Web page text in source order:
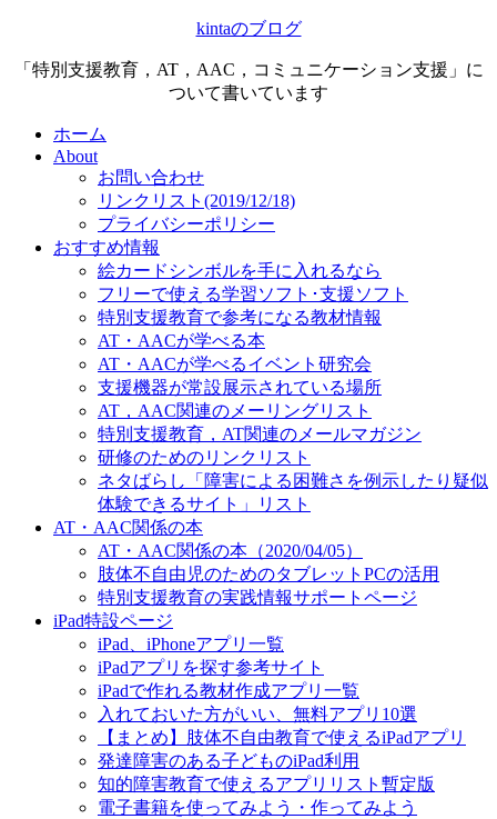
kintaのブログ
「特別支援教育，AT，AAC，コミュニケーション支援」に
ついて書いています
ホーム
About
お問い合わせ
リンクリスト(2019/12/18)
プライバシーポリシー
おすすめ情報
絵カードシンボルを手に入れるなら
フリーで使える学習ソフト･支援ソフト
特別支援教育で参考になる教材情報
AT・AACが学べる本
AT・AACが学べるイベント研究会
支援機器が常設展示されている場所
AT，AAC関連のメーリングリスト
特別支援教育，AT関連のメールマガジン
研修のためのリンクリスト
ネタばらし「障害による困難さを例示したり疑似
体験できるサイト」リスト
AT・AAC関係の本
AT・AAC関係の本（2020/04/05）
肢体不自由児のためのタブレットPCの活用
特別支援教育の実践情報サポートページ
iPad特設ページ
iPad、iPhoneアプリ一覧
iPadアプリを探す参考サイト
iPadで作れる教材作成アプリ一覧
入れておいた方がいい、無料アプリ10選
【まとめ】肢体不自由教育で使えるiPadアプリ
発達障害のある子どものiPad利用
知的障害教育で使えるアプリリスト暫定版
電子書籍を使ってみよう・作ってみよう